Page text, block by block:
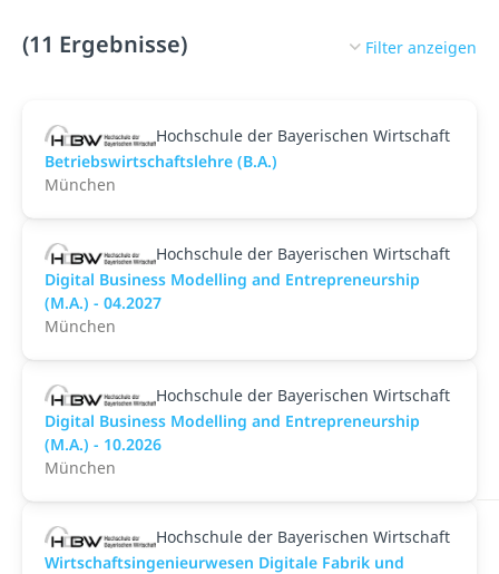
(11 Ergebnisse) Filter anzeigen
Hochschule der Bayerischen Wirtschaft
Betriebswirtschaftslehre (B.A.)
München
Hochschule der Bayerischen Wirtschaft
Digital Business Modelling and Entrepreneurship
(M.A.) - 04.2027
München
Hochschule der Bayerischen Wirtschaft
Digital Business Modelling and Entrepreneurship
(M.A.) - 10.2026
München
Hochschule der Bayerischen Wirtschaft
Wirtschaftsingenieurwesen Digitale Fabrik und